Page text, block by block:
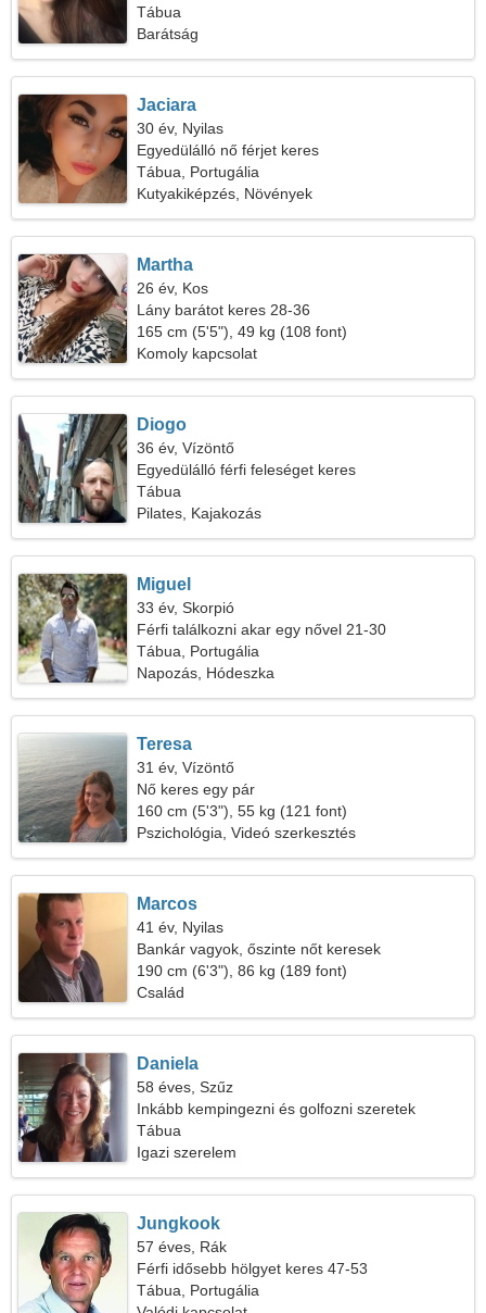
Tábua
Barátság
Jaciara
30 év, Nyilas
Egyedülálló nő férjet keres
Tábua, Portugália
Kutyakiképzés, Növények
Martha
26 év, Kos
Lány barátot keres 28-36
165 cm (5'5"), 49 kg (108 font)
Komoly kapcsolat
Diogo
36 év, Vízöntő
Egyedülálló férfi feleséget keres
Tábua
Pilates, Kajakozás
Miguel
33 év, Skorpió
Férfi találkozni akar egy nővel 21-30
Tábua, Portugália
Napozás, Hódeszka
Teresa
31 év, Vízöntő
Nő keres egy pár
160 cm (5'3"), 55 kg (121 font)
Pszichológia, Videó szerkesztés
Marcos
41 év, Nyilas
Bankár vagyok, őszinte nőt keresek
190 cm (6'3"), 86 kg (189 font)
Család
Daniela
58 éves, Szűz
Inkább kempingezni és golfozni szeretek
Tábua
Igazi szerelem
Jungkook
57 éves, Rák
Férfi idősebb hölgyet keres 47-53
Tábua, Portugália